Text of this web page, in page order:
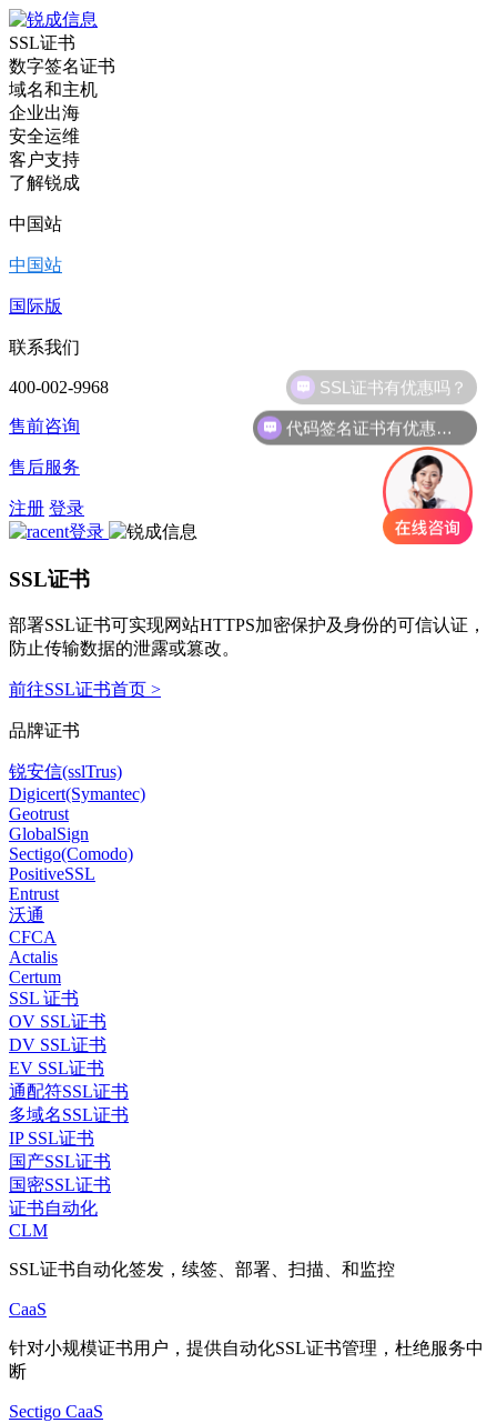
SSL证书
数字签名证书
域名和主机
企业出海
安全运维
客户支持
了解锐成
中国站
中国站
国际版
联系我们
400-002-9968
售前咨询
售后服务
注册 登录
SSL证书
部署SSL证书可实现网站HTTPS加密保护及身份的可信认证，
防止传输数据的泄露或篡改。
前往SSL证书首页 >
品牌证书
锐安信(sslTrus)
Digicert(Symantec)
Geotrust
GlobalSign
Sectigo(Comodo)
PositiveSSL
Entrust
沃通
CFCA
Actalis
Certum
SSL 证书
OV SSL证书
DV SSL证书
EV SSL证书
通配符SSL证书
多域名SSL证书
IP SSL证书
国产SSL证书
国密SSL证书
证书自动化
CLM
SSL证书自动化签发，续签、部署、扫描、和监控
CaaS
针对小规模证书用户，提供自动化SSL证书管理，杜绝服务中
断
Sectigo CaaS